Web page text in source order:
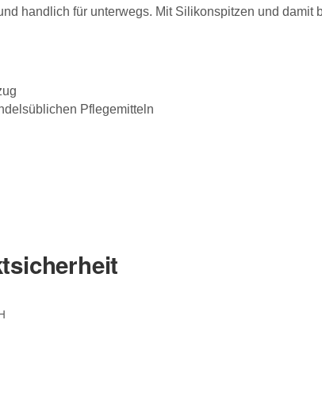
handlich für unterwegs. Mit Silikonspitzen und damit
Pflegemitteln